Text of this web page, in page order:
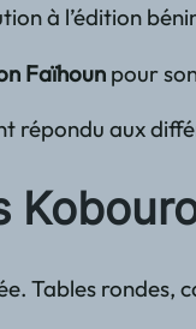
à l’édition
Faïhoun pour
répondu aux